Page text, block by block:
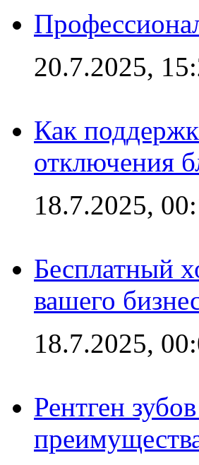
20.7.2025,
Как
отключения
18.7.2025,
Бесплатный
вашего
18.7.2025,
Рентген